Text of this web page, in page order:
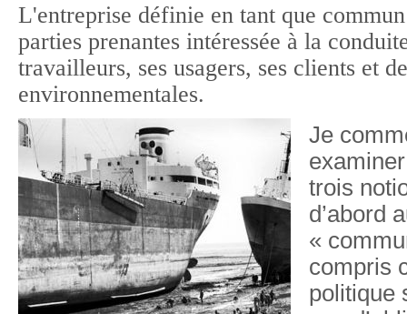
L'entreprise définie en tant que
parties prenantes intéressée à la
travailleurs, ses usagers, ses clients et
environnementales.
Je
trois
d’abord
«
compris
politique